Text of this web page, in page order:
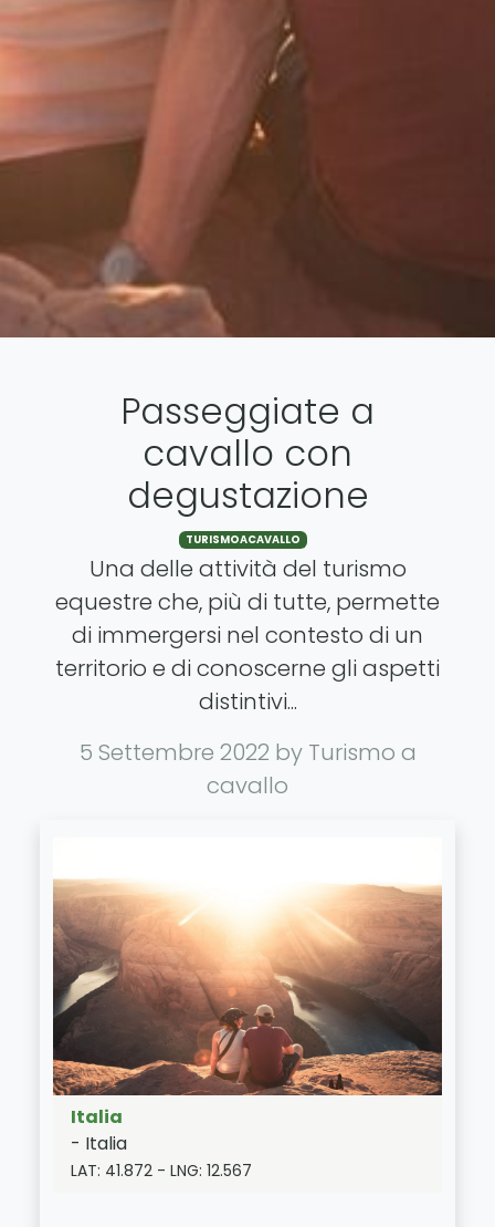
Passeggiate a
cavallo con
degustazione
TURISMOACAVALLO
Una delle attività del turismo
equestre che, più di tutte, permette
di immergersi nel contesto di un
territorio e di conoscerne gli aspetti
distintivi...
5 Settembre 2022 by Turismo a
cavallo
Italia
- Italia
LAT: 41.872 - LNG: 12.567